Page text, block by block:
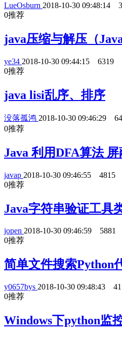
LueOsburn 2018-10-30 09:48:14
0推荐
java压缩与解压（
ye34 2018-10-30 09:44:15
6319
0推荐
java lisi乱序、排序
没落孤鸿 2018-10-30 09:46:29
0推荐
Java 利用DFA算法 屏
javap 2018-10-30 09:46:55
4815
0推荐
Java字符串验证工具
jopen 2018-10-30 09:46:59
5881
0推荐
简单文件搜索Python
y0657bys 2018-10-30 09:48:43
0推荐
Windows下python监